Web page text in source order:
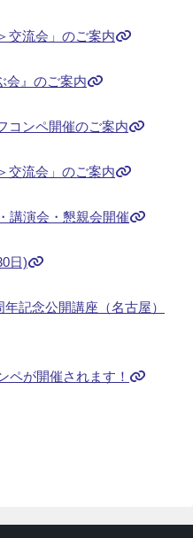
交流会」のご案内
会』のご案内
ンペ開催のご案内
交流会」のご案内
講演会・懇親会開催
日)
記念公開講座（名古屋）
ペが開催されます！